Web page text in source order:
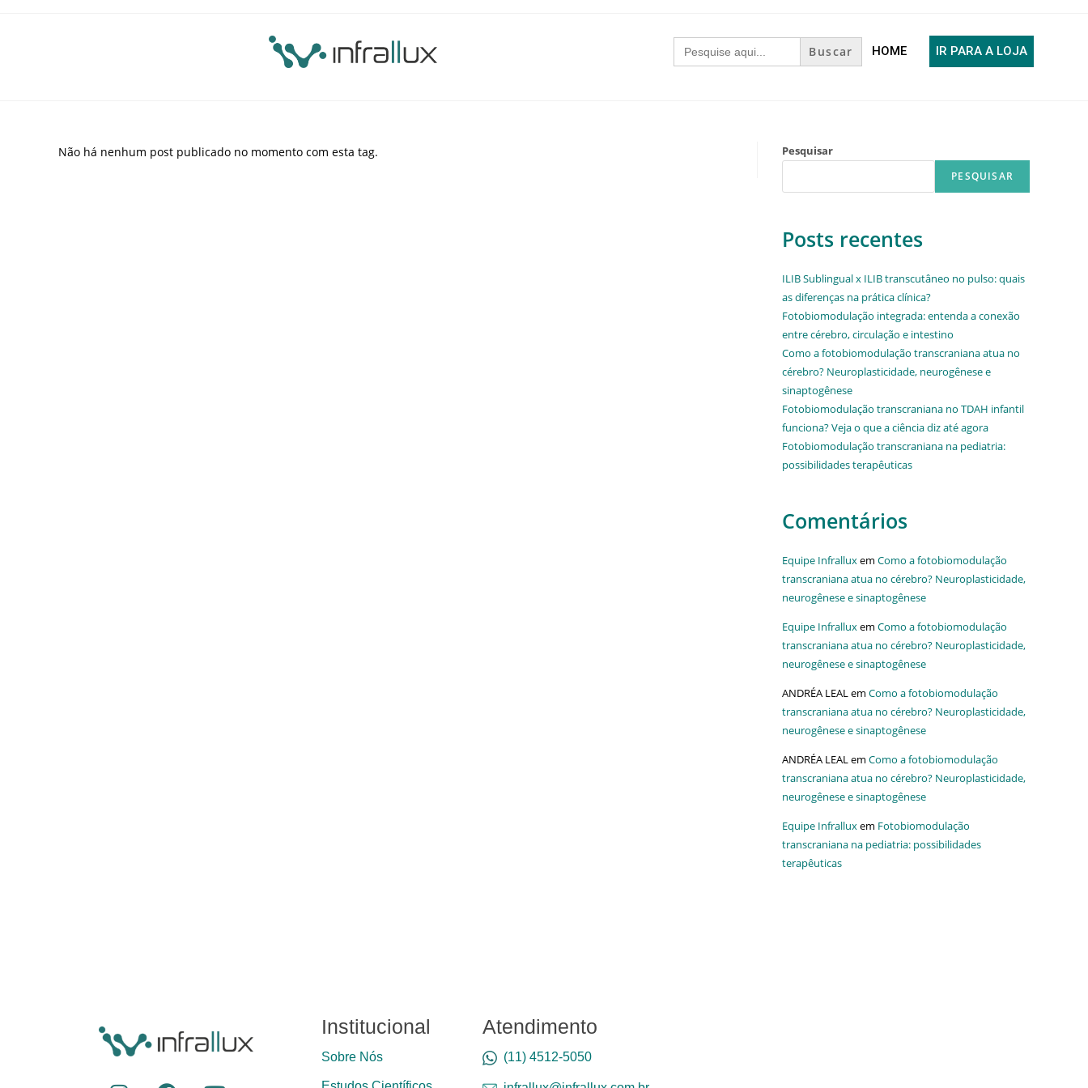
HOME IR PARA A LOJA
Search
for:
Não há nenhum post publicado no momento com esta tag. Pesquisar
PESQUISAR
Posts recentes
ILIB Sublingual x ILIB transcutâneo no pulso: quais
as diferenças na prática clínica?
Fotobiomodulação integrada: entenda a conexão
entre cérebro, circulação e intestino
Como a fotobiomodulação transcraniana atua no
cérebro? Neuroplasticidade, neurogênese e
sinaptogênese
Fotobiomodulação transcraniana no TDAH infantil
funciona? Veja o que a ciência diz até agora
Fotobiomodulação transcraniana na pediatria:
possibilidades terapêuticas
Comentários
Equipe Infralluxem Como a fotobiomodulação
transcraniana atua no cérebro? Neuroplasticidade,
neurogênese e sinaptogênese
Equipe Infralluxem Como a fotobiomodulação
transcraniana atua no cérebro? Neuroplasticidade,
neurogênese e sinaptogênese
ANDRÉA LEALem Como a fotobiomodulação
transcraniana atua no cérebro? Neuroplasticidade,
neurogênese e sinaptogênese
ANDRÉA LEALem Como a fotobiomodulação
transcraniana atua no cérebro? Neuroplasticidade,
neurogênese e sinaptogênese
Equipe Infralluxem Fotobiomodulação
transcraniana na pediatria: possibilidades
terapêuticas
Institucional
Sobre Nós
Atendimento
(11) 4512-5050